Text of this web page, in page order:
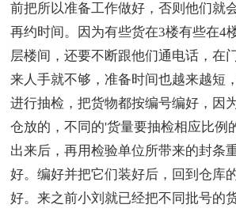
前把所以准备工作做好，否则他们就
再约时间。因为有些货在3楼有些在4
层楼间，还要不断跟他们通电话，在
来人手就不够，准备时间也越来越短
进行抽检，把货物都按编号编好，因
仓放的，不同的'货量要抽检相应比例
出来后，再用检验单位所带来的封条
好。编好并把它们装好后，回到仓库
好。来之前小刘就已经把不同批号的